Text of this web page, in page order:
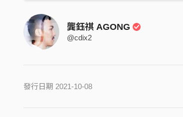
龔鈺祺 AGONG
@cdix2
發行日期 2021-10-08